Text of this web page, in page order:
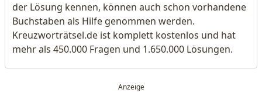
der Lösung kennen, können auch schon vorhandene
Buchstaben als Hilfe genommen werden.
Kreuzworträtsel.de ist komplett kostenlos und hat
mehr als 450.000 Fragen und 1.650.000 Lösungen.